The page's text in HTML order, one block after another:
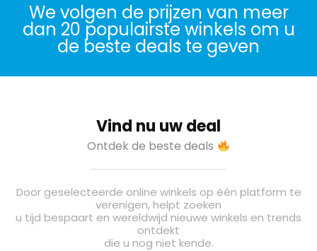
We volgen de prijzen van meer
dan 20 populairste winkels om u
de beste deals te geven
Vind nu uw deal
Ontdek de beste deals
Door geselecteerde online winkels op één platform te
verenigen, helpt zoeken
u tijd bespaart en wereldwijd nieuwe winkels en trends
ontdekt
die u nog niet kende.